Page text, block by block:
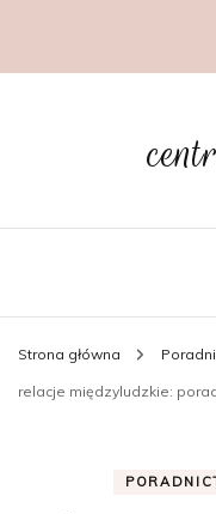
Strona główna
relacje międzyludzkie: